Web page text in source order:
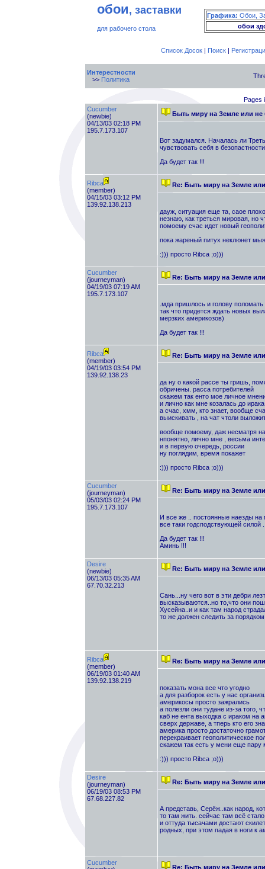
обои, заставки
для рабочего стола
Графика: Обои,
обои
Список Досок| Поиск|
Интерестности
>> Политика
Pages
Cucumber
(newbie)
04/13/03 02:18 PM
195.7.173.107
Быть миру на Земле или
Вот задумался. Началась ли
чувствовать себя в
Да будет так !!!
Ribca
(member)
04/15/03 03:12 PM
139.92.138.213
Re: Быть миру на Земле
дауж, ситуация еще та, саое
незнаю, как треться мировая, но
помоему счас идет новый
пока жареный питух неклюнет
:))) просто Ribca ;о)))
Cucumber
(journeyman)
04/19/03 07:19 AM
195.7.173.107
Re: Быть миру на Земле
.мда пришлось и голову
так что придется ждать новых
мерзких америкозов)
Да будет так !!!
Ribca
(member)
04/19/03 03:54 PM
139.92.138.23
Re: Быть миру на Земле
да ну о какой рассе ты гришь,
обричены. расса потребителей
скажем так енто мое личное
и лично как мне козалась до
а счас, хмм, кто знает, вообще
выискивать , на чат чтоли
вообще помоему, даж несматря
нпонятно, лично мне , весьма
и в первую очередь, россии
ну поглядим, время покажет
:))) просто Ribca ;о)))
Cucumber
(journeyman)
05/03/03 02:24 PM
195.7.173.107
Re: Быть миру на Земле
И все же .. постоянные наезды на
все таки годсподствующей
Да будет так !!!
Аминь !!!
Desire
(newbie)
06/13/03 05:35 AM
67.70.32.213
Re: Быть миру на Земле
Сань...ну чего вот в эти дебри
высказываются..но то,что они
Хусейна..и и как там народ
то же должен следить за
Ribca
(member)
06/19/03 01:40 AM
139.92.138.219
Re: Быть миру на Земле
показать мона все что угодно
а для разборок есть у нас
америкосы просто зажрались
а полезли они тудане из-за того,
каб не ента выходка с ираком на
сверх державе, а тперь кто его
америка просто достаточно
перекраивает геополитическое
скажем так есть у мени еще
:))) просто Ribca ;о)))
Desire
(journeyman)
06/19/03 08:53 PM
67.68.227.82
Re: Быть миру на Земле
А представь, Серёж..как народ,
то там жить. сейчас там всё
и оттуда тысачами достают
родных, при этом падая в ноги к
Cucumber
Re: Быть миру на Земле